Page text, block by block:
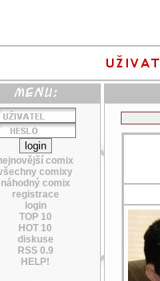
comix
comixy
náhodný comix
registrace
login
TOP 10
HOT 10
diskuse
RSS 0.9
HELP!